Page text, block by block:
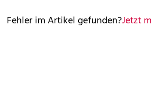
Fehler im Artikel gefunden?Jetzt